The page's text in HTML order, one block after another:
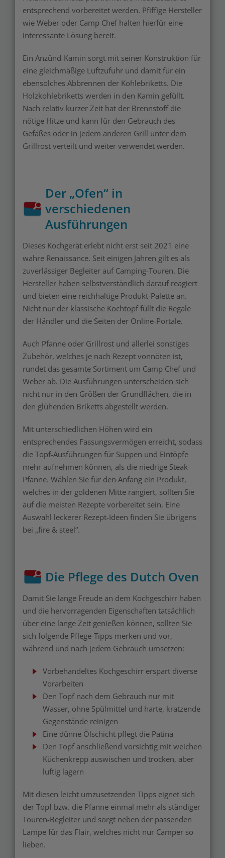
entsprechend vorbereitet werden. Pfiffige Hersteller
wie Weber oder Camp Chef halten hierfür eine
interessante Lösung bereit.
Ein Anzünd-Kamin sorgt mit seiner Konstruktion für
eine gleichmäßige Luftzufuhr und damit für ein
ebensolches Abbrennen der Kohlebriketts. Die
Holzkohlebriketts werden in den Kamin gefüllt.
Nach relativ kurzer Zeit hat der Brennstoff die
nötige Hitze und kann für den Gebrauch des
Gefäßes oder in jedem anderen Grill unter dem
Grillrost verteilt und weiter verwendet werden.
Der „Ofen“ in
verschiedenen
Ausführungen
Dieses Kochgerät erlebt nicht erst seit 2021 eine
wahre Renaissance. Seit einigen Jahren gilt es als
zuverlässiger Begleiter auf Camping-Touren. Die
Hersteller haben selbstverständlich darauf reagiert
und bieten eine reichhaltige Produkt-Palette an.
Nicht nur der klassische Kochtopf füllt die Regale
der Händler und die Seiten der Online-Portale.
Auch Pfanne oder Grillrost und allerlei sonstiges
Zubehör, welches je nach Rezept vonnöten ist,
rundet das gesamte Sortiment um Camp Chef und
Weber ab. Die Ausführungen unterscheiden sich
nicht nur in den Größen der Grundflächen, die in
den glühenden Briketts abgestellt werden.
Mit unterschiedlichen Höhen wird ein
entsprechendes Fassungsvermögen erreicht, sodass
die Topf-Ausführungen für Suppen und Eintöpfe
mehr aufnehmen können, als die niedrige Steak-
Pfanne. Wählen Sie für den Anfang ein Produkt,
welches in der goldenen Mitte rangiert, sollten Sie
auf die meisten Rezepte vorbereitet sein. Eine
Auswahl leckerer Rezept-Ideen finden Sie übrigens
bei „fire & steel“.
Die Pflege des Dutch Oven
Damit Sie lange Freude an dem Kochgeschirr haben
und die hervorragenden Eigenschaften tatsächlich
über eine lange Zeit genießen können, sollten Sie
sich folgende Pflege-Tipps merken und vor,
während und nach jedem Gebrauch umsetzen:
Vorbehandeltes Kochgeschirr erspart diverse
Vorarbeiten
Den Topf nach dem Gebrauch nur mit
Wasser, ohne Spülmittel und harte, kratzende
Gegenstände reinigen
Eine dünne Ölschicht pflegt die Patina
Den Topf anschließend vorsichtig mit weichen
Küchenkrepp auswischen und trocken, aber
luftig lagern
Mit diesen leicht umzusetzenden Tipps eignet sich
der Topf bzw. die Pfanne einmal mehr als ständiger
Touren-Begleiter und sorgt neben der passenden
Lampe für das Flair, welches nicht nur Camper so
lieben.